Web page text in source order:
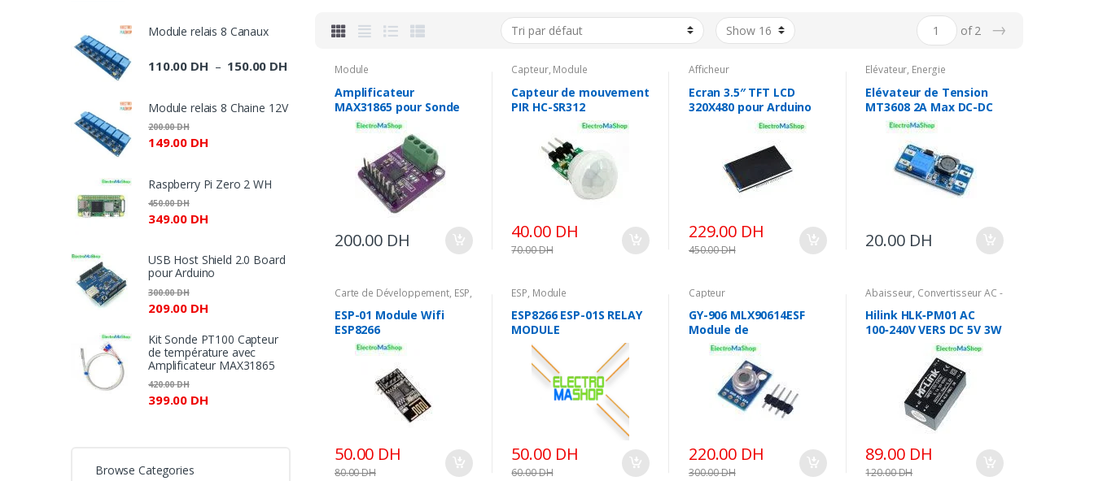
of 2 →
Module
Amplificateur
MAX31865 pour Sonde
de température PT1000
et PT100
200.00 DH
Capteur, Module
Capteur de mouvement
PIR HC-SR312
40.00 DH
70.00DH
Afficheur
Ecran 3.5″ TFT LCD
320X480 pour Arduino
Uno et Mega
229.00 DH
450.00DH
Elévateur, Energie
Elévateur de Tension
MT3608 2A Max DC-DC
Step Up Module Power
Booster
20.00 DH
Carte de Développement, ESP,
ESP-01 Module Wifi
ESP8266
50.00 DH
80.00DH
ESP, Module
ESP8266 ESP-01S RELAY
MODULE
50.00 DH
60.00DH
Capteur
GY-906 MLX90614ESF
Module de
thermomètre
infrarouge IR capteur
sans contact de
temperature
220.00 DH
300.00DH
Abaisseur, Convertisseur AC -
Energie
Hilink HLK‑PM01 AC
100‑240V VERS DC 5V 3W
Module d’alimentation
89.00 DH
120.00DH
Module relais 8 Canaux
110.00 DH – 150.00 DHPlage
prix :
Module relais 8 Chaine 12V
149.00 DH
200.00DH
Raspberry Pi Zero 2 WH
349.00 DH
450.00DH
USB Host Shield 2.0 Board
pour Arduino
209.00 DH
300.00DH
Kit Sonde PT100 Capteur
de température avec
Amplificateur MAX31865
399.00 DH
420.00DH
Browse Categories